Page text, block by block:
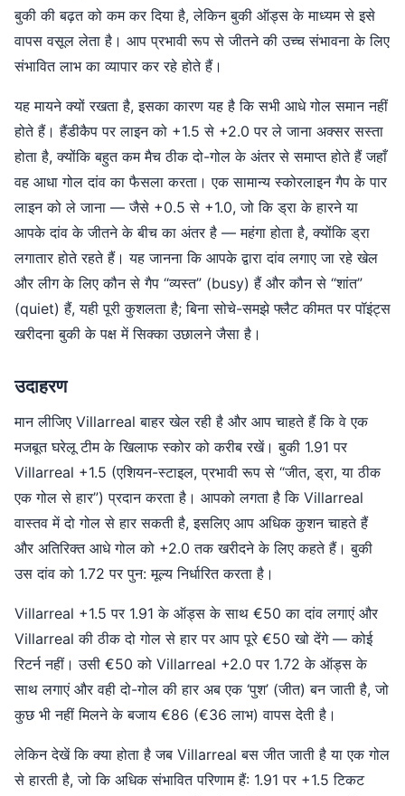
बुकी की बढ़त को कम कर दिया है, लेकिन बुकी ऑड्स के माध्यम से इसे
वापस वसूल लेता है। आप प्रभावी रूप से जीतने की उच्च संभावना के लिए
संभावित लाभ का व्यापार कर रहे होते हैं।
यह मायने क्यों रखता है, इसका कारण यह है कि सभी आधे गोल समान नहीं
होते हैं। हैंडीकैप पर लाइन को +1.5 से +2.0 पर ले जाना अक्सर सस्ता
होता है, क्योंकि बहुत कम मैच ठीक दो-गोल के अंतर से समाप्त होते हैं जहाँ
वह आधा गोल दांव का फैसला करता। एक सामान्य स्कोरलाइन गैप के पार
लाइन को ले जाना — जैसे +0.5 से +1.0, जो कि ड्रा के हारने या
आपके दांव के जीतने के बीच का अंतर है — महंगा होता है, क्योंकि ड्रा
लगातार होते रहते हैं। यह जानना कि आपके द्वारा दांव लगाए जा रहे खेल
और लीग के लिए कौन से गैप “व्यस्त” (busy) हैं और कौन से “शांत”
(quiet) हैं, यही पूरी कुशलता है; बिना सोचे-समझे फ्लैट कीमत पर पॉइंट्स
खरीदना बुकी के पक्ष में सिक्का उछालने जैसा है।
उदाहरण
मान लीजिए Villarreal बाहर खेल रही है और आप चाहते हैं कि वे एक
मजबूत घरेलू टीम के खिलाफ स्कोर को करीब रखें। बुकी 1.91 पर
Villarreal +1.5 (एशियन-स्टाइल, प्रभावी रूप से “जीत, ड्रा, या ठीक
एक गोल से हार”) प्रदान करता है। आपको लगता है कि Villarreal
वास्तव में दो गोल से हार सकती है, इसलिए आप अधिक कुशन चाहते हैं
और अतिरिक्त आधे गोल को +2.0 तक खरीदने के लिए कहते हैं। बुकी
उस दांव को 1.72 पर पुन: मूल्य निर्धारित करता है।
Villarreal +1.5 पर 1.91 के ऑड्स के साथ €50 का दांव लगाएं और
Villarreal की ठीक दो गोल से हार पर आप पूरे €50 खो देंगे — कोई
रिटर्न नहीं। उसी €50 को Villarreal +2.0 पर 1.72 के ऑड्स के
साथ लगाएं और वही दो-गोल की हार अब एक ‘पुश’ (जीत) बन जाती है, जो
कुछ भी नहीं मिलने के बजाय €86 (€36 लाभ) वापस देती है।
लेकिन देखें कि क्या होता है जब Villarreal बस जीत जाती है या एक गोल
से हारती है, जो कि अधिक संभावित परिणाम हैं: 1.91 पर +1.5 टिकट